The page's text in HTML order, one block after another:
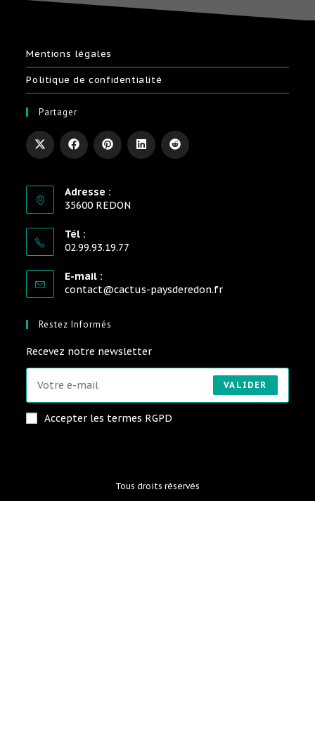
Mentions légales
Politique de confidentialité
Partager
Adresse :
35600 REDON
Tél :
02.99.93.19.77
E-mail :
contact@cactus-paysderedon.fr
Restez Informés
Recevez notre newsletter
VALIDER
Accepter les termes RGPD
Tous droits réservés